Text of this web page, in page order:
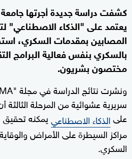
كشفت دراسة جديدة أجرتها جامعة
يعتمد على "الذكاء الاصطناعي"
المصابين بمقدمات السكري،
بالسكري بنفس فعالية البرامج
مختصون بشريون.
سريرية عشوائية من المرحلة الثالثة
علىالذكاء الاصطناعييمكنه تحقيق
السكري.